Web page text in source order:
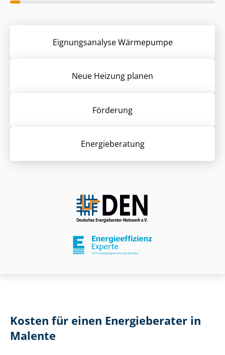
Eignungsanalyse Wärmepumpe
Neue Heizung planen
Förderung
Energieberatung
Kosten für einen Energieberater in
Malente